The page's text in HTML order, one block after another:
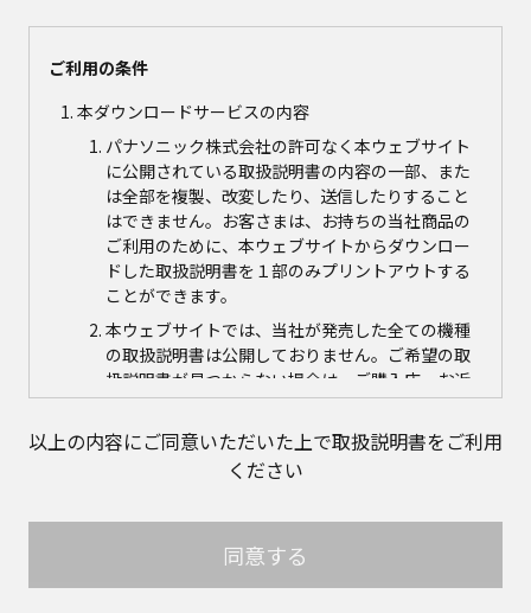
ご利用の条件
本ダウンロードサービスの内容
パナソニック株式会社の許可なく本ウェブサイト
に公開されている取扱説明書の内容の一部、また
は全部を複製、改変したり、送信したりすること
はできません。お客さまは、お持ちの当社商品の
ご利用のために、本ウェブサイトからダウンロー
ドした取扱説明書を１部のみプリントアウトする
ことができます。
本ウェブサイトでは、当社が発売した全ての機種
の取扱説明書は公開しておりません。ご希望の取
扱説明書が見つからない場合は、ご購入店、お近
くの当社商品の取扱店、または当社サービス会社
に直接お問い合わせの上、ご購入いただきますよ
うお願いいたします。ただし、商品自体の生産中
止などの理由により、当該商品につき取扱説明書
めご了承ください。
本ウェブサイトに公開されている取扱説明書の対
象商品が生産中止などの理由でご購入できない場
以上の内容にご同意いただいた上で取扱説明書をご利用
ください
同意する